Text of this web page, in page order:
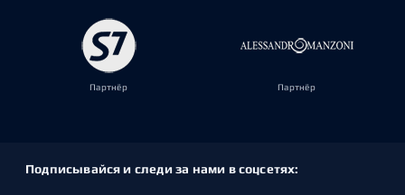
Партнёр Партнёр
Подписывайся и следи за нами в соцсетях: